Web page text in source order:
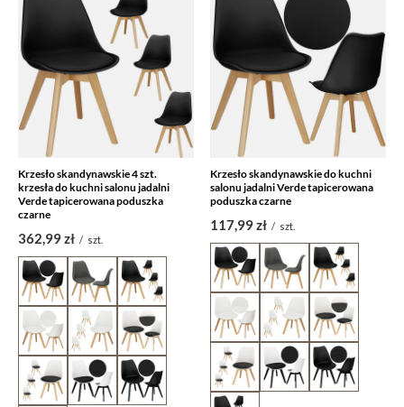
Krzesło skandynawskie 4 szt.
krzesła do kuchni salonu jadalni
Verde tapicerowana poduszka
czarne
362,99 zł / szt.
Krzesło skandynawskie do kuchni
salonu jadalni Verde tapicerowana
poduszka czarne
117,99 zł / szt.